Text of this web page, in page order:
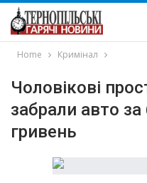
Home Кримінал
Чоловікові
забрали авто
гривень